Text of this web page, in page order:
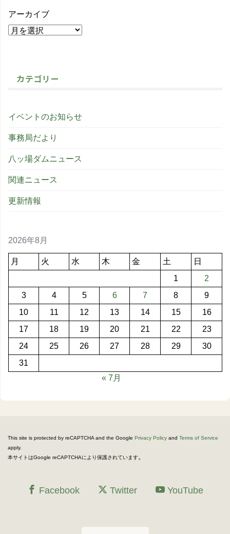
アーカイブ
カテゴリー
イベントのお知らせ
事務局だより
八ッ場ダムニュース
関連ニュース
更新情報
2026年8月
月 火 水 木 金 土
日
1
2
3
4 5 6 7 8
9
10
11 12 13 14 15
16
17
18 19 20 21 22
23
24
25 26 27 28 29
30
31
« 7月
This site is protected by reCAPTCHA and the Google Privacy Policy and Terms of Service
apply.
本サイトはGoogle reCAPTCHAにより保護されています。
Facebook Twitter YouTube